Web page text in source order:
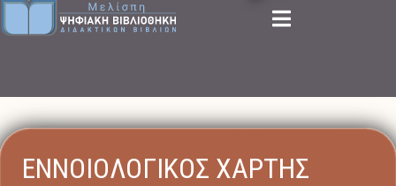
ΕΝΝΟΙΟΛΟΓΙΚΟΣ ΧΑΡΤΗΣ